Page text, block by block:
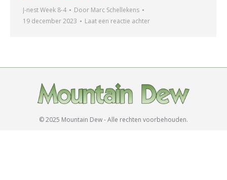
J-nest Week 8-4 Door Marc Schellekens
19 december 2023
Laat een reactie achter
© 2025 Mountain Dew - Alle rechten voorbehouden.